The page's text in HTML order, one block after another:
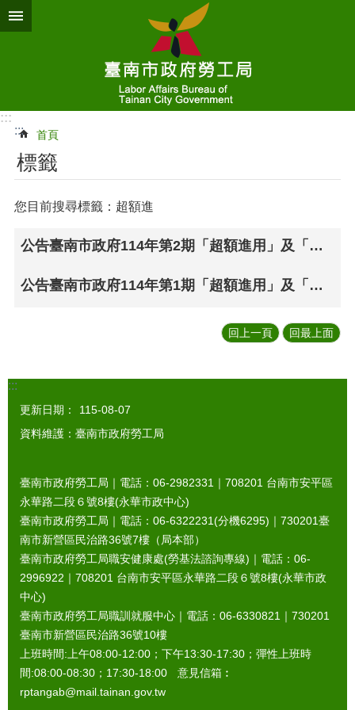
跳到主要內容區塊
:::
:::
首頁
標籤
您目前搜尋標籤：超額進
公告臺南市政府114年第2期「超額進用」及「新進用」身心障礙者獎勵金開始受理申請
公告臺南市政府114年第1期「超額進用」及「新進用」身心障礙者獎勵金申請期限。
回上一頁 回最上面
:::
更新日期：
115-08-07
資料維護：臺南市政府勞工局
臺南市政府勞工局｜電話：06-2982331｜ 708201 台南市安平區
永華路二段６號8樓(永華市政中心)
臺南市政府勞工局｜電話：06-6322231(分機6295)｜ 730201臺
南市新營區民治路36號7樓（局本部）
臺南市政府勞工局職安健康處(勞基法諮詢專線)｜電話：06-
2996922｜ 708201 台南市安平區永華路二段６號8樓(永華市政
中心)
臺南市政府勞工局職訓就服中心｜電話：06-6330821｜ 730201
臺南市新營區民治路36號10樓
上班時間:上午08:00-12:00；下午13:30-17:30；彈性上班時
間:08:00-08:30；17:30-18:00 意見信箱︰
rptangab@mail.tainan.gov.tw